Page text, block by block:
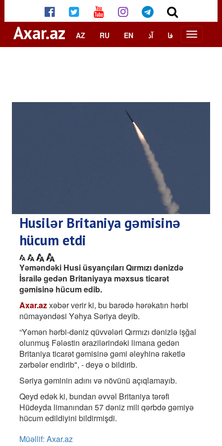
Axar.az AZ RU EN آذ فا
Husilər Britaniya gəmisinə
hücum etdi
Yəməndəki Husi üsyançıları Qırmızı dənizdə
İsrailə gedən Britaniyaya məxsus ticarət
gəmisinə hücum edib.
Axar.azxəbər verir ki, bu barədə hərəkatın hərbi
nümayəndəsi Yəhya Səriya deyib.
“Yəmən hərbi-dəniz qüvvələri Qırmızı dənizlə işğal
olunmuş Fələstin ərazilərindəki limana gedən
Britaniya ticarət gəmisinə gəmi əleyhinə raketlə
zərbələr endirib", - deyə o bildirib.
Səriya gəminin adını və növünü açıqlamayıb.
Qeyd edək ki, bundan əvvəl Britaniya tərəfi
Hüdeyda limanından 57 dəniz mili qərbdə gəmiyə
hücum edildiyini bildirmişdi.
Müəllif: Axar.az